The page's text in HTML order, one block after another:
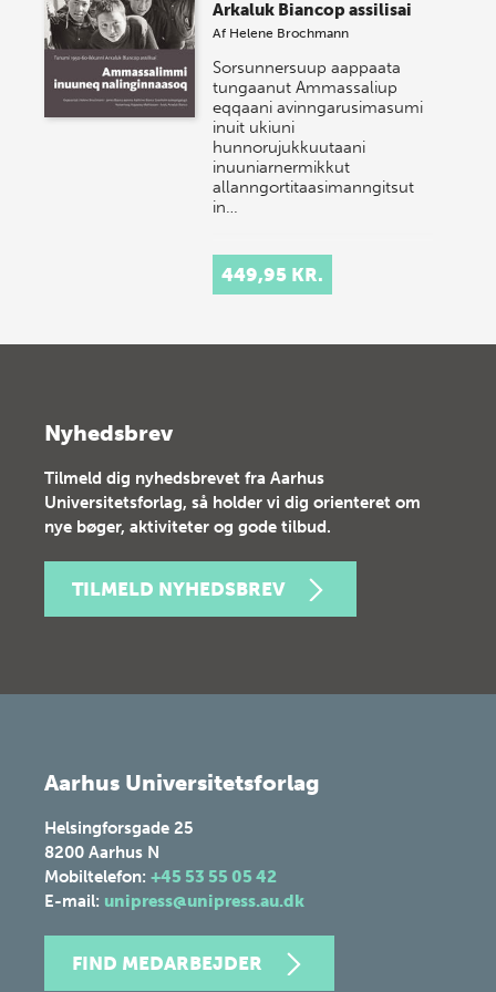
Arkaluk Biancop assilisai
Af Helene Brochmann
Sorsunnersuup aappaata
tungaanut Ammassaliup
eqqaani avinngarusimasumi
inuit ukiuni
hunnorujukkuutaani
inuuniarnermikkut
allanngortitaasimanngitsut
in…
449,95 KR.
Nyhedsbrev
Tilmeld dig nyhedsbrevet fra Aarhus
Universitetsforlag, så holder vi dig orienteret om
nye bøger, aktiviteter og gode tilbud.
TILMELD NYHEDSBREV
Aarhus Universitetsforlag
Helsingforsgade 25
8200 Aarhus N
Mobiltelefon: +45 53 55 05 42
E-mail: unipress@unipress.au.dk
FIND MEDARBEJDER